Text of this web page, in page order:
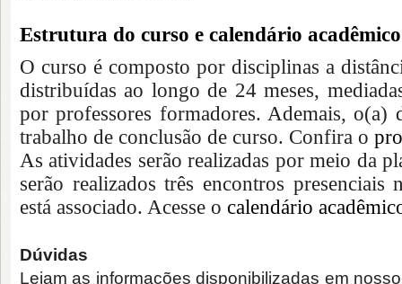
Estrutura do curso e calendário acadêmico
O curso é composto por disciplinas a
distribuídas ao longo de 24 meses,
por professores formadores. Ademais, o(a)
trabalho de conclusão de curso. Confira o
As atividades serão realizadas por meio da
serão realizados três encontros
está associado. Acesse o calendário
Dúvidas
Leiam as informações disponibilizadas em